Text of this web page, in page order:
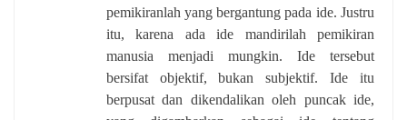
pemikiranlah yang bergantung pada ide. Justru
itu, karena ada ide mandirilah pemikiran
manusia menjadi mungkin. Ide tersebut
bersifat objektif, bukan subjektif. Ide itu
berpusat dan dikendalikan oleh puncak ide,